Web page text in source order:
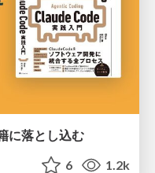
に落とし込む
6 1.2k